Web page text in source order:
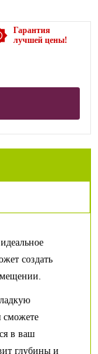
Гарантия
лучшей цены!
создать
сможете
в ваш
глубины и